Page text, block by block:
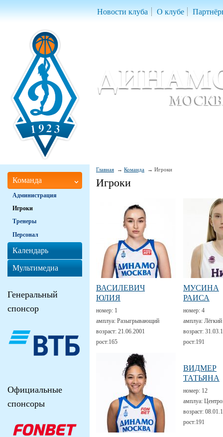
Новости клуба О клубе
Главная Команда Игроки
Игроки
ВАСИЛЕВИЧ
ЮЛИЯ
номер: 1
амплуа: Разыгрывающий
возраст: 21.06.2001
рост:165
МУСИНА
РАИСА
номер: 4
амплуа:
возраст:
рост:191
ВИДМЕР
ТАТЬЯНА
номер: 12
амплуа:
возраст:
рост:191
Команда
Администрация
Игроки
Тренеры
Персонал
Календарь
Мультимедиа
Генеральный
спонсор
Официальные
спонсоры